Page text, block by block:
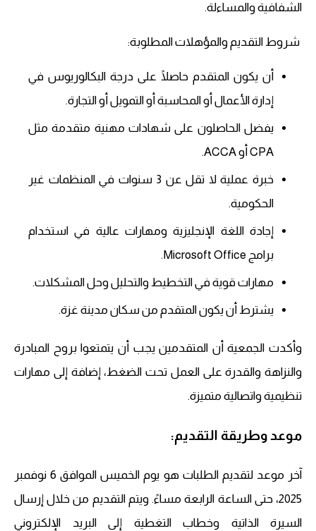
الشفافية والمساءلة.
شروط التقديم والمؤهلات المطلوبة:
أن يكون المتقدم حاصلًا على درجة البكالوريوس في
إدارة الأعمال أو المحاسبة أو التمويل أو التجارة.
يفضل الحاصلون على شهادات مهنية متقدمة مثل
CPA أو ACCA.
خبرة عملية لا تقل عن 3 سنوات في المنظمات غير
الحكومية.
إجادة اللغة الإنجليزية ومهارات عالية في استخدام
برامج Microsoft Office.
مهارات قوية في التخطيط والتحليل وحل المشكلات.
يشترط أن يكون المتقدم من سكان مدينة غزة.
وأكدت الجمعية أن المتقدمين يجب أن يتمتعوا بروح المبادرة
والنزاهة والقدرة على العمل تحت الضغط، إضافة إلى مهارات
تنظيمية واتصالية متميزة.
موعد وطريقة التقديم:
آخر موعد لتقديم الطلبات هو يوم الخميس الموافق 6 نوفمبر
2025، حتى الساعة الرابعة مساءً. ويتم التقديم من خلال إرسال
السيرة الذاتية وخطاب التغطية إلى البريد الإلكتروني